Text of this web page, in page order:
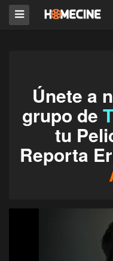
Únete a
grupo de
tu
Reporta